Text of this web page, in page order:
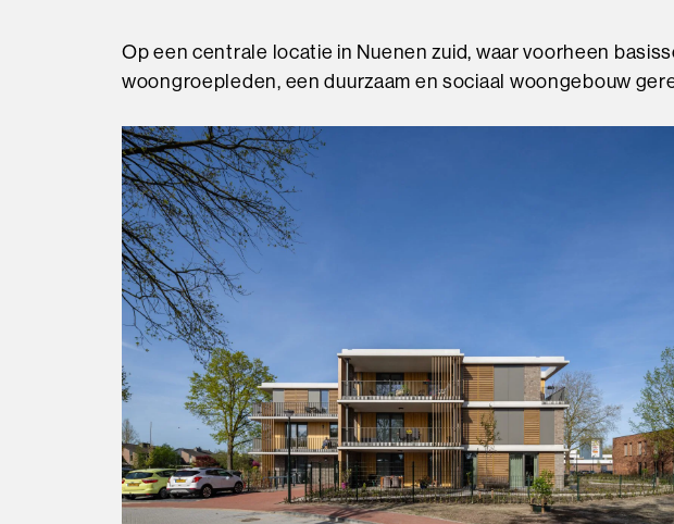
Op een centrale locatie in Nuenen zuid, waar voorheen
woongroepleden, een duurzaam en sociaal woongebouw